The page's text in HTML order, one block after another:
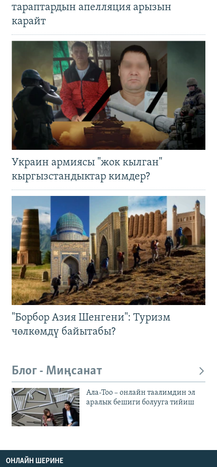
тараптардын апелляция арызын
карайт
Украин армиясы "жок кылган"
кыргызстандыктар кимдер?
"Борбор Азия Шенгени": Туризм
чөлкөмдү байытабы?
Блог - Миңсанат
Ала-Тоо – онлайн таалимдин эл
аралык бешиги болууга тийиш
ОНЛАЙН ШЕРИНЕ